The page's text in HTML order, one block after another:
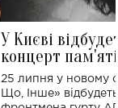
У Києві
концерт
Клименка:
виконають
25 липня у новому
Що, Інше»